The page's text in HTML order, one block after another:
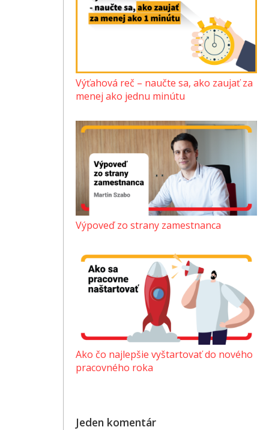
Výťahová reč – naučte sa, ako zaujať za
menej ako jednu minútu
Výpoveď zo strany zamestnanca
Ako čo najlepšie vyštartovať do nového
pracovného roka
Jeden komentár